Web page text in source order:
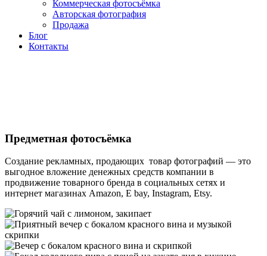
Коммерческая фотосъёмка
Авторская фотография
Продажа
Блог
Контакты
Предметная фотосъёмка
Создание рекламных, продающих товар фотографий — это
выгодное вложение денежных средств компании в
продвижение товарного бренда в социальных сетях и
интернет магазинах Amazon, E bay, Instagram, Etsy.